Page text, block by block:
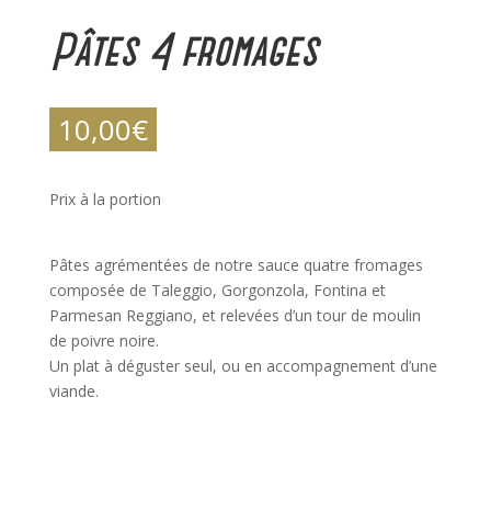
Pâtes 4 fromages
10,00€
Prix à la portion
Pâtes agrémentées de notre sauce quatre fromages
composée de Taleggio, Gorgonzola, Fontina et
Parmesan Reggiano, et relevées d’un tour de moulin
de poivre noire.
Un plat à déguster seul, ou en accompagnement d’une
viande.